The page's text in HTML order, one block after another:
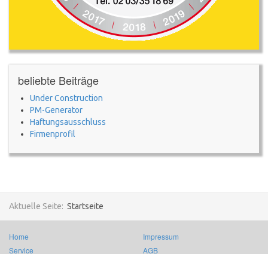
beliebte Beiträge
Under Construction
PM-Generator
Haftungsausschluss
Firmenprofil
Aktuelle Seite: Startseite
Home
Service
Impressum
AGB